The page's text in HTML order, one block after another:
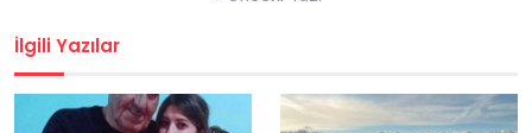
İlgili Yazılar